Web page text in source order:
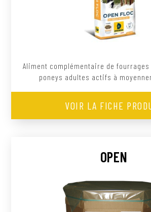
Aliment complémentaire de
poneys adultes actifs à
VOIR LA FICHE
OPEN